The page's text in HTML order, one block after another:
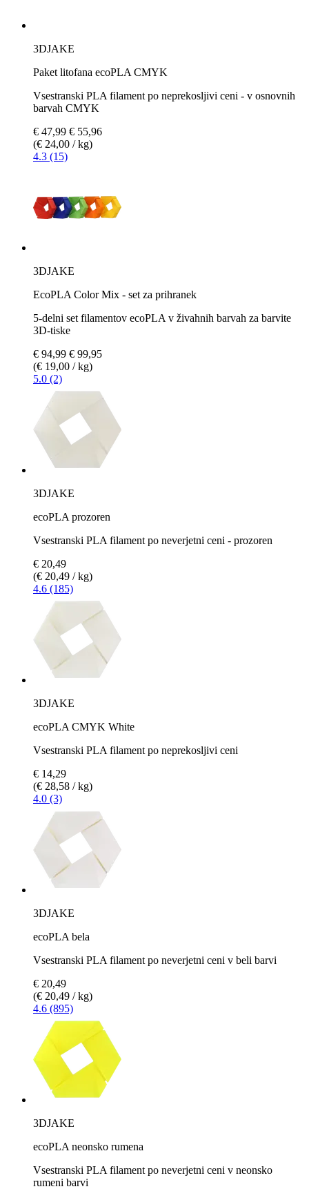
3DJAKE
Paket litofana ecoPLA CMYK
Vsestranski PLA filament po neprekosljivi ceni - v osnovnih
barvah CMYK
€ 47,99 € 55,96
(€ 24,00 / kg)
4.3 (15)
3DJAKE
EcoPLA Color Mix - set za prihranek
5-delni set filamentov ecoPLA v živahnih barvah za barvite
3D-tiske
€ 94,99 € 99,95
(€ 19,00 / kg)
5.0 (2)
3DJAKE
ecoPLA prozoren
Vsestranski PLA filament po neverjetni ceni - prozoren
€ 20,49
(€ 20,49 / kg)
4.6 (185)
3DJAKE
ecoPLA CMYK White
Vsestranski PLA filament po neprekosljivi ceni
€ 14,29
(€ 28,58 / kg)
4.0 (3)
3DJAKE
ecoPLA bela
Vsestranski PLA filament po neverjetni ceni v beli barvi
€ 20,49
(€ 20,49 / kg)
4.6 (895)
3DJAKE
ecoPLA neonsko rumena
Vsestranski PLA filament po neverjetni ceni v neonsko
rumeni barvi